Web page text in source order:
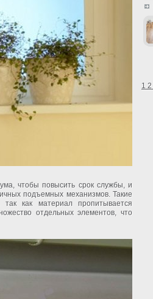
чтобы повысить срок службы, и
подъемных механизмов. Такие
как материал пропитывается
отдельных элементов, что
1 2